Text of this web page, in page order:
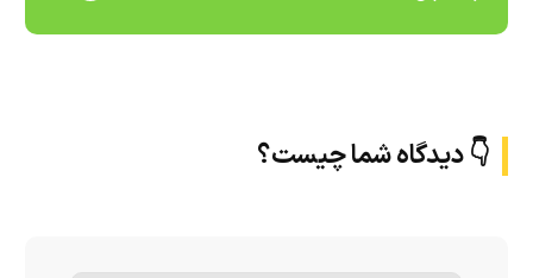
👇 دیدگاه شما چیست؟